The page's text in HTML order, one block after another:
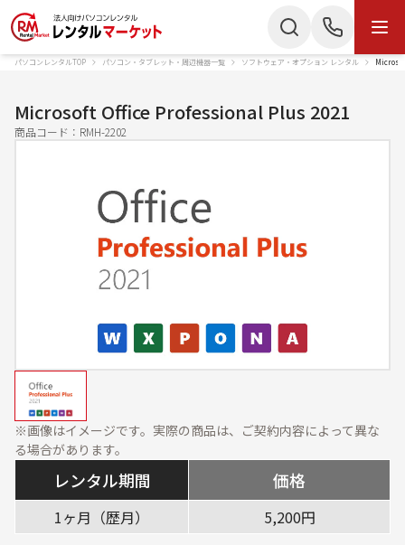
商品カテゴリー
デスクトップPC
Wi-Fiルーター
スマートフォン プリンター
プロジェクター
展示会・オフィス什器 周辺機器
ソフトウェア・オプショ
サービス・ソリューション
050-3135-2199
Webでのお問い合わせ
お問い合わせ
かんたん見積もり
資料ダウンロード
パソコンレンタルTOP パソコン・タブレット・周辺機器一覧 ソフトウェア・オプション レンタル
レンタル期間 価格
1ヶ月（歴月） 5,200円
※画像はイメージです。実際の商品は、ご契約内容によって異な
る場合があります。
Microsoft Office Professional Plus 2021
商品コード： RMH-2202